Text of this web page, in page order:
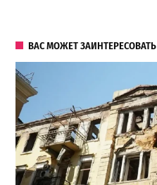
ВАС МОЖЕТ ЗАИНТЕРЕСОВАТЬ